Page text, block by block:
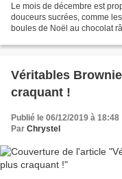
Le mois de décembre est
douceurs sucrées, comme
boules de Noël au chocolat
Véritables
craquant !
Publié le 06/12/2019 à 18:48
Par Chrystel